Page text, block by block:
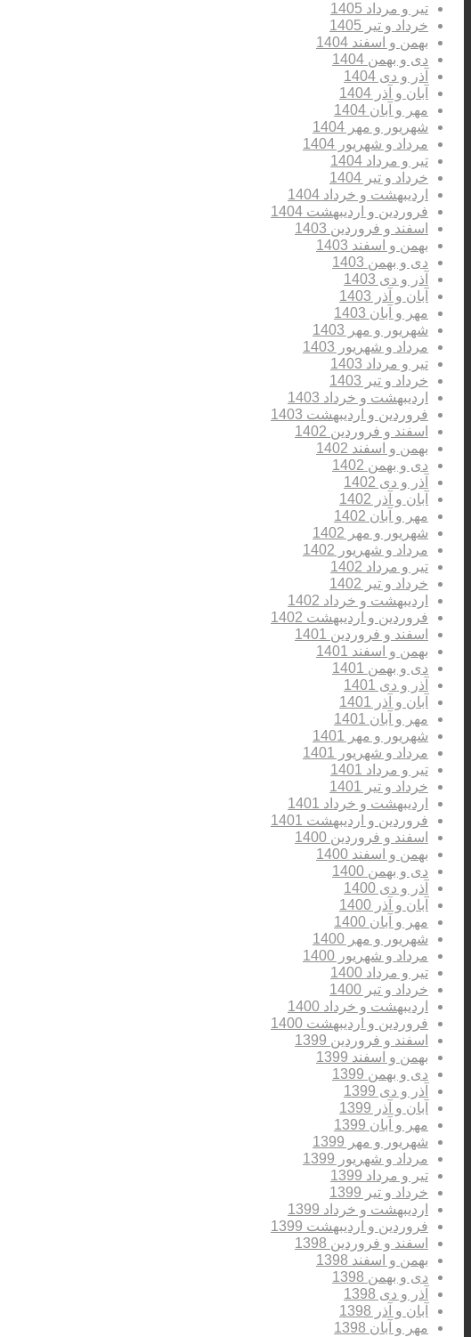
تیر و مرداد 1405
خرداد و تیر 1405
بهمن و اسفند 1404
دی و بهمن 1404
آذر و دی 1404
آبان و آذر 1404
مهر و آبان 1404
شهریور و مهر 1404
مرداد و شهریور 1404
تیر و مرداد 1404
خرداد و تیر 1404
اردیبهشت و خرداد 1404
فروردین و اردیبهشت 1404
اسفند و فروردین 1403
بهمن و اسفند 1403
دی و بهمن 1403
آذر و دی 1403
آبان و آذر 1403
مهر و آبان 1403
شهریور و مهر 1403
مرداد و شهریور 1403
تیر و مرداد 1403
خرداد و تیر 1403
اردیبهشت و خرداد 1403
فروردین و اردیبهشت 1403
اسفند و فروردین 1402
بهمن و اسفند 1402
دی و بهمن 1402
آذر و دی 1402
آبان و آذر 1402
مهر و آبان 1402
شهریور و مهر 1402
مرداد و شهریور 1402
تیر و مرداد 1402
خرداد و تیر 1402
اردیبهشت و خرداد 1402
فروردین و اردیبهشت 1402
اسفند و فروردین 1401
بهمن و اسفند 1401
دی و بهمن 1401
آذر و دی 1401
آبان و آذر 1401
مهر و آبان 1401
شهریور و مهر 1401
مرداد و شهریور 1401
تیر و مرداد 1401
خرداد و تیر 1401
اردیبهشت و خرداد 1401
فروردین و اردیبهشت 1401
اسفند و فروردین 1400
بهمن و اسفند 1400
دی و بهمن 1400
آذر و دی 1400
آبان و آذر 1400
مهر و آبان 1400
شهریور و مهر 1400
مرداد و شهریور 1400
تیر و مرداد 1400
خرداد و تیر 1400
اردیبهشت و خرداد 1400
فروردین و اردیبهشت 1400
اسفند و فروردین 1399
بهمن و اسفند 1399
دی و بهمن 1399
آذر و دی 1399
آبان و آذر 1399
مهر و آبان 1399
شهریور و مهر 1399
مرداد و شهریور 1399
تیر و مرداد 1399
خرداد و تیر 1399
اردیبهشت و خرداد 1399
فروردین و اردیبهشت 1399
اسفند و فروردین 1398
بهمن و اسفند 1398
دی و بهمن 1398
آذر و دی 1398
آبان و آذر 1398
مهر و آبان 1398